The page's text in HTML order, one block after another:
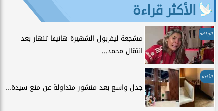
الأكثر قراءة
الرياضة
مشجعة ليفربول الشهيرة هانيفا تنهار بعد
انتقال محمد...
الأخبار
جدل واسع بعد منشور متداولة عن منع سيدة...